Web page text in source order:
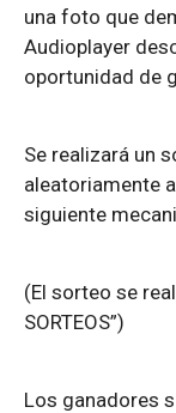
una foto que
Audioplayer
oportunidad de
Se realizará un
aleatoriamente
siguiente
(El sorteo se
SORTEOS”)
Los ganadores